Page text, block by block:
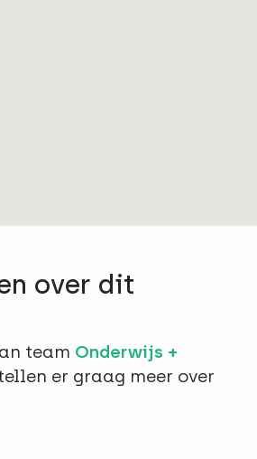
over dit
team Onderwijs +
er graag meer over